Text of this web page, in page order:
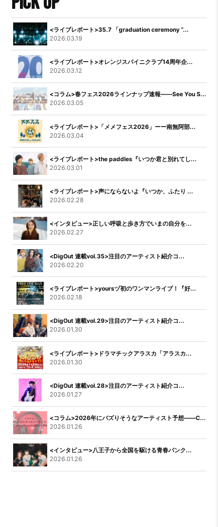
<ライブレポート>35.7 「graduation ceremony “...
2026.03.19
<ライブレポート>オレンジスパイニクラブ14周年企...
2026.03.12
<コラム>春フェス2026ラインナップ速報――See You S...
2026.03.05
<ライブレポート>「メメフェス2026」ーー南無阿部...
2026.03.04
<ライブレポート>the paddles『いつか君と別れてし...
2026.03.01
<ライブレポート>声にならないよ『いつか、ふたり ...
2026.02.28
<インタビュー>正しい呼吸と歩き方でいまの自分を...
2026.02.27
<DigOut 連載vol.35>注目のアーティスト紹介コ...
2026.02.20
<ライブレポート>yoursヅ初のワンマンライブ！『好...
2026.02.18
<DigOut 連載vol.29>注目のアーティスト紹介コ...
2026.01.30
<ライブレポート>ドラマチックアラスカ「アラスカ...
2026.01.30
<DigOut 連載vol.28>注目のアーティスト紹介コ...
2026.01.27
<コラム>2026年にバズりそうなアーティスト予想――C...
2026.01.26
<インタビュー>八王子から全国を駆ける青春パンク...
2026.01.26